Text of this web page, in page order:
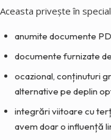
Aceasta privește în
anumite documente
documente furnizate
ocazional, conținuturi
alternative pe deplin
integrări viitoare cu
avem doar o influență